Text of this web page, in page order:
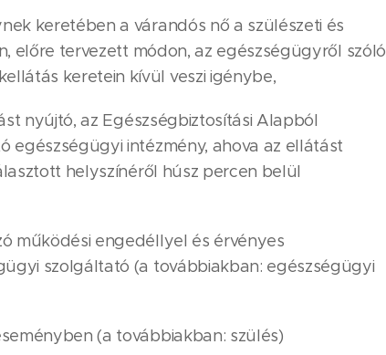
keretében a várandós nő a szülészeti és
előre tervezett módon, az egészségügyről szóló
keretein kívül veszi igénybe,
nyújtó, az Egészségbiztosítási Alapból
intézmény, ahova az ellátást
helyszínéről húsz percen belül
működési engedéllyel és érvényes
szolgáltató (a továbbiakban: egészségügyi
(a továbbiakban: szülés)